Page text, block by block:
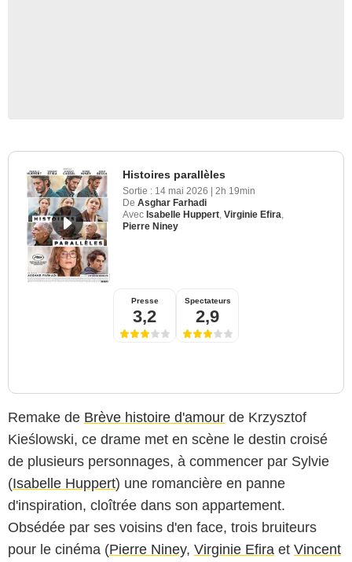
Histoires parallèles
Sortie : 14 mai 2026 | 2h 19min
De Asghar Farhadi
Avec Isabelle Huppert Virginie Efira
Pierre Niney
Presse
3,2
Spectateurs
2,9
Remake de Brève histoire d'amour de Krzysztof
Kieślowski, ce drame met en scène le destin croisé
de plusieurs personnages, à commencer par Sylvie
(Isabelle Huppert) une romancière en panne
d'inspiration, cloîtrée dans son appartement.
Obsédée par ses voisins d'en face, trois bruiteurs
pour le cinéma (Pierre Niney, Virginie Efira et Vincent
Carole Bethuel